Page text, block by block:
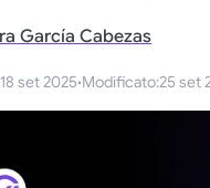
García Cabezas
18 set 2025·Modificato:25 set